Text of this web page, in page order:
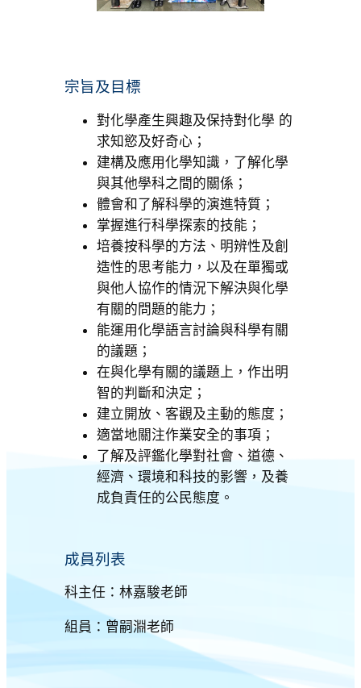
宗旨及目標
對化學產生興趣及保持對化學 的
求知慾及好奇心；
建構及應用化學知識，了解化學
與其他學科之間的關係；
體會和了解科學的演進特質；
掌握進行科學探索的技能；
培養按科學的方法、明辨性及創
造性的思考能力，以及在單獨或
與他人協作的情況下解決與化學
有關的問題的能力；
能運用化學語言討論與科學有關
的議題；
在與化學有關的議題上，作出明
智的判斷和決定；
建立開放、客觀及主動的態度；
適當地關注作業安全的事項；
了解及評鑑化學對社會、道德、
經濟、環境和科技的影響，及養
成負責任的公民態度。
成員列表
科主任：林嘉駿老師
組員：曾嗣淵老師